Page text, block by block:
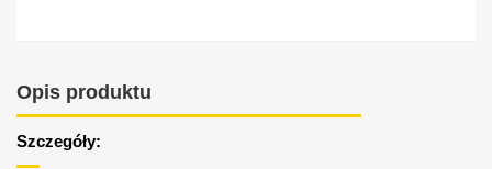
Opis produktu
Szczegóły: